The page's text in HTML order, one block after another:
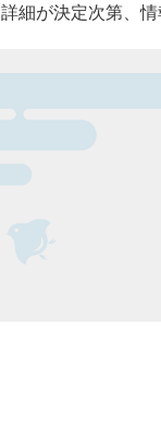
詳細が決定次第、情